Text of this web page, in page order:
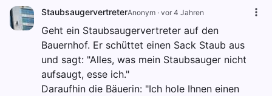
StaubsaugervertreterAnonym · vor 4 Jahren
Geht ein Staubsaugervertreter auf den
Bauernhof. Er schüttet einen Sack Staub aus
und sagt: "Alles, was mein Staubsauger nicht
aufsaugt, esse ich."
Daraufhin die Bäuerin: "Ich hole Ihnen einen